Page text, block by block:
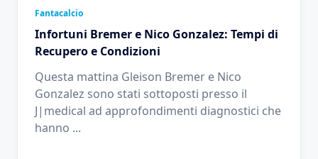
Fantacalcio
Infortuni Bremer e Nico Gonzalez: Tempi di
Recupero e Condizioni
Questa mattina Gleison Bremer e Nico
Gonzalez sono stati sottoposti presso il
J|medical ad approfondimenti diagnostici che
hanno ...